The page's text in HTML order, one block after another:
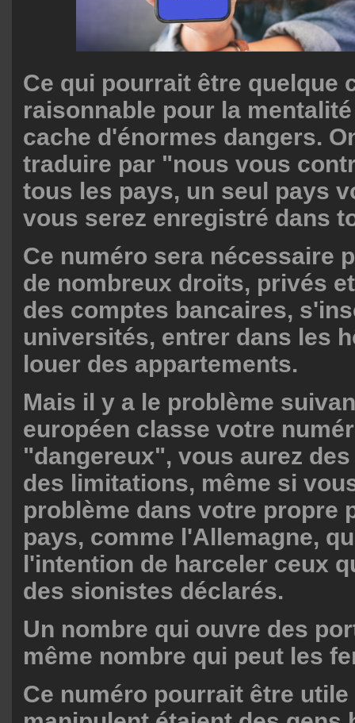
Ce qui pourrait être quelque
raisonnable pour la
cache d'énormes dangers.
traduire par "nous vous
tous les pays, un seul pays
vous serez enregistré dans
Ce numéro sera nécessaire
de nombreux droits, privés
des comptes bancaires,
universités, entrer dans les
louer des appartements.
Mais il y a le problème
européen classe votre
"dangereux", vous aurez
des limitations, même si
problème dans votre propre
pays, comme l'Allemagne,
l'intention de harceler ceux
des sionistes déclarés.
Un nombre qui ouvre des
même nombre qui peut les
Ce numéro pourrait être